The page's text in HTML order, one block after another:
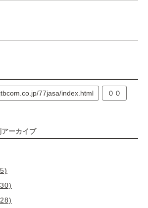
77jasa/index.html ００
アーカイブ